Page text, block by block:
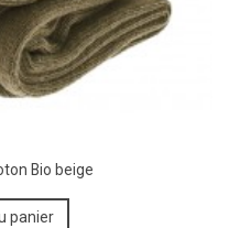
Bio beige
panier